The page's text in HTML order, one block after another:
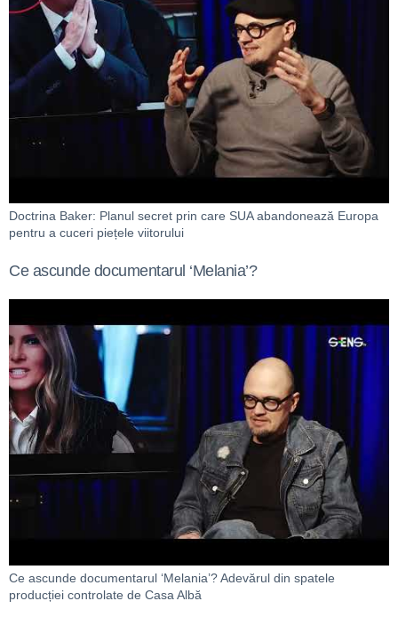
Doctrina Baker: Planul secret prin care SUA abandonează Europa
pentru a cuceri piețele viitorului
Ce ascunde documentarul ‘Melania’?
Ce ascunde documentarul ‘Melania’? Adevărul din spatele
producției controlate de Casa Albă